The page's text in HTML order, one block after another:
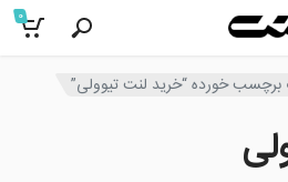
0
خورده “خرید لنت تیوولی”